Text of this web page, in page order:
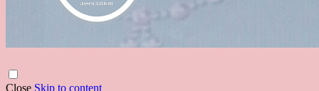
Close Skip to content